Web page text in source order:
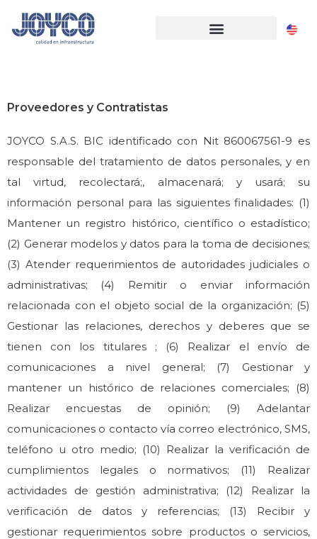
Proveedores y Contratistas
JOYCO S.A.S. BIC identificado con Nit 860067561-9 es
responsable del tratamiento de datos personales, y en
tal virtud, recolectará;, almacenará; y usará; su
información personal para las siguientes finalidades: (1)
Mantener un registro histórico, científico o estadístico;
(2) Generar modelos y datos para la toma de decisiones;
(3) Atender requerimientos de autoridades judiciales o
administrativas; (4) Remitir o enviar información
relacionada con el objeto social de la organización; (5)
Gestionar las relaciones, derechos y deberes que se
tienen con los titulares ; (6) Realizar el envío de
comunicaciones a nivel general; (7) Gestionar y
mantener un histórico de relaciones comerciales; (8)
Realizar encuestas de opinión; (9) Adelantar
comunicaciones o contacto vía correo electrónico, SMS,
teléfono u otro medio; (10) Realizar la verificación de
cumplimientos legales o normativos; (11) Realizar
actividades de gestión administrativa; (12) Realizar la
verificación de datos y referencias; (13) Recibir y
gestionar requerimientos sobre productos o servicios,